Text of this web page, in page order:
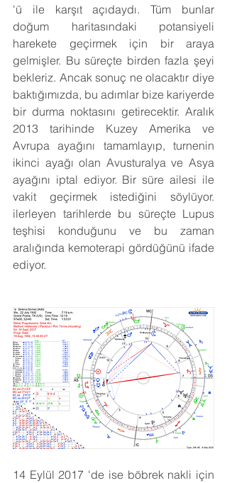
'ü ile karşıt açıdaydı. Tüm bunlar
doğum haritasındaki potansiyeli
harekete geçirmek için bir araya
gelmişler. Bu süreçte birden fazla şeyi
bekleriz. Ancak sonuç ne olacaktır diye
baktığımızda, bu adımlar bize kariyerde
bir durma noktasını getirecektir. Aralık
2013 tarihinde Kuzey Amerika ve
Avrupa ayağını tamamlayıp, turnenin
ikinci ayağı olan Avusturalya ve Asya
ayağını iptal ediyor. Bir süre ailesi ile
vakit geçirmek istediğini söylüyor.
ilerleyen tarihlerde bu süreçte Lupus
teşhisi konduğunu ve bu zaman
aralığında kemoterapi gördüğünü ifade
ediyor.
14 Eylül 2017 'de ise böbrek nakli için